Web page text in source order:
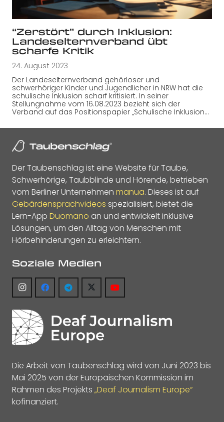
“Zerstört” durch Inklusion:
Landeselternverband übt
scharfe Kritik
24. August 2023
Der Landeselternverband gehörloser und
schwerhöriger Kinder und Jugendlicher in NRW hat die
schulische Inklusion scharf kritisiert. In seiner
Stellungnahme vom 16.08.2023 bezieht sich der
Verband auf das Positionspapier „Schulische Inklusion…
Der Taubenschlag ist eine Website für Taube,
Schwerhörige, Taubblinde und Hörende, betrieben
vom Berliner Unternehmen manua. Dieses ist auf
Gebärdensprachvideos spezialisiert, bietet die
Lern-App Duomano an und entwickelt inklusive
Lösungen, um den Alltag von Menschen mit
Hörbehinderungen zu erleichtern.
Soziale Medien
Die Arbeit von Taubenschlag wird von Juni 2023 bis
Mai 2025 von der Europäischen Kommission im
Rahmen des Projekts „Deaf Journalism Europe“
kofinanziert.